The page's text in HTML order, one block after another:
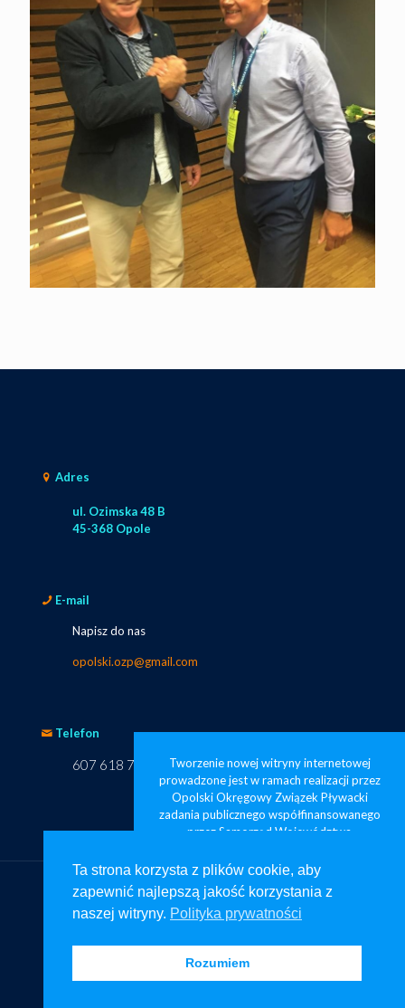
Adres
ul. Ozimska 48 B
45-368 Opole
E-mail
Napisz do nas
opolski.ozp@gmail.com
Telefon
607 618 749
Ta strona korzysta z plików cookie, aby
zapewnić najlepszą jakość korzystania z
naszej witryny. Polityka prywatności
Rozumiem
Tworzenie nowej witryny internetowej
prowadzone jest w ramach realizacji przez
Opolski Okręgowy Związek Pływacki
zadania publicznego współfinansowanego
przez Samorząd Województwa
pływanie widoczne od zaraz”
Ta strona korzysta z plików cookie, aby
zapewnić najlepszą jakość korzystania z
Rozumiem